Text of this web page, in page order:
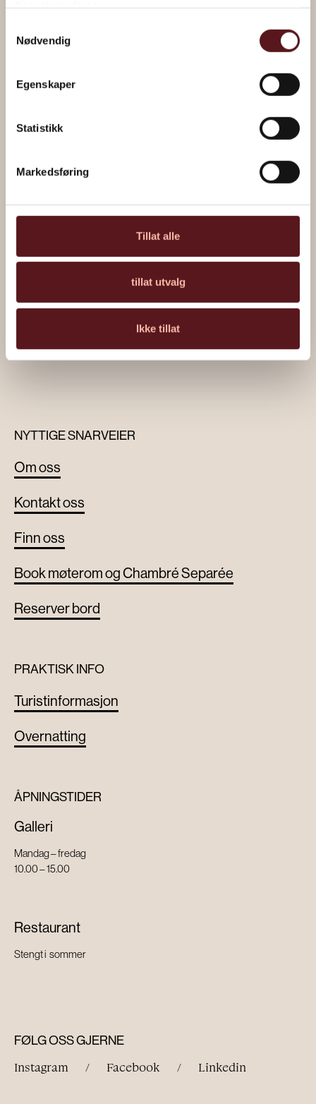
Nødvendig
Egenskaper
Statistikk
Markedsføring
Tillat alle
tillat utvalg
Ikke tillat
“Urfisk” av Håkon Gullvåg
NYTTIGE SNARVEIER
Om oss
Kontakt oss
Finn oss
Book møterom og Chambré Separée
Reserver bord
PRAKTISK INFO
Turistinformasjon
Overnatting
ÅPNINGSTIDER
Galleri
Mandag – fredag
10.00 – 15.00
Restaurant
Stengt i sommer
FØLG OSS GJERNE
Instagram / Facebook / Linkedin